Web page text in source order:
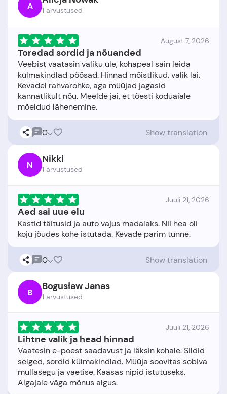
A 1 arvustused
August 7, 2026
Toredad sordid ja nõuanded
Veebist vaatasin valiku üle, kohapeal sain leida
külmakindlad põõsad. Hinnad mõistlikud, valik lai.
Kevadel rahvarohke, aga müüjad jagasid
kannatlikult nõu. Meelde jäi, et tõesti koduaiale
0 Show translation
N Nikki
1 arvustused
Juuli 21, 2026
Aed sai uue elu
Kastid täitusid ja auto vajus madalaks. Nii hea oli
0 Show translation
B Bogusław Janas
1 arvustused
Juuli 21, 2026
Lihtne valik ja head hinnad
Vaatesin e-poest saadavust ja läksin kohale. Sildid
selged, sordid külmakindlad. Müüja soovitas sobiva
mullasegu ja väetise. Kaasas nipid istutuseks.